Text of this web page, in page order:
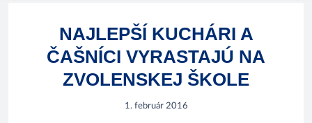
NAJLEPŠÍ KUCHÁRI A
ČAŠNÍCI VYRASTAJÚ NA
ZVOLENSKEJ ŠKOLE
1. február 2016